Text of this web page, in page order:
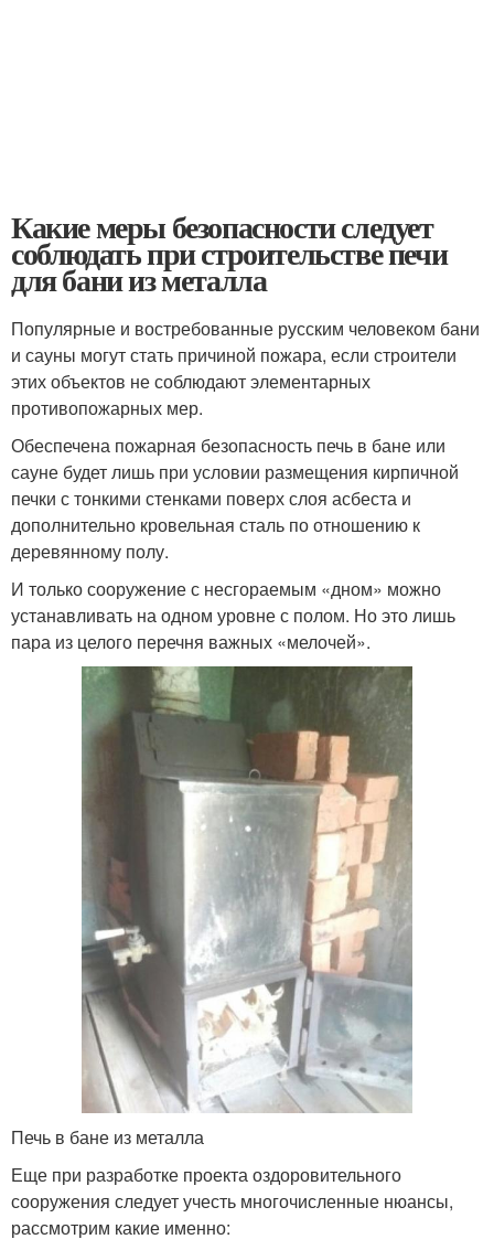
Какие меры безопасности следует
соблюдать при строительстве печи
для бани из металла
Популярные и востребованные русским человеком бани
и сауны могут стать причиной пожара, если строители
этих объектов не соблюдают элементарных
противопожарных мер.
Обеспечена пожарная безопасность печь в бане или
сауне будет лишь при условии размещения кирпичной
печки с тонкими стенками поверх слоя асбеста и
дополнительно кровельная сталь по отношению к
деревянному полу.
И только сооружение с несгораемым «дном» можно
устанавливать на одном уровне с полом. Но это лишь
пара из целого перечня важных «мелочей».
Печь в бане из металла
Еще при разработке проекта оздоровительного
сооружения следует учесть многочисленные нюансы,
рассмотрим какие именно: